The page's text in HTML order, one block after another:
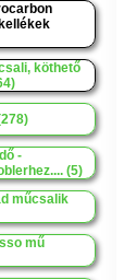
köthető
-
(5)
műcsalik
mű